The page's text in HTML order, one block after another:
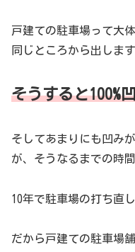
戸建ての駐車場って大
同じところから出します
そうすると100%
そしてあまりにも凹み
が、そうなるまでの時
10年で駐車場の打ち直
だから戸建ての駐車場